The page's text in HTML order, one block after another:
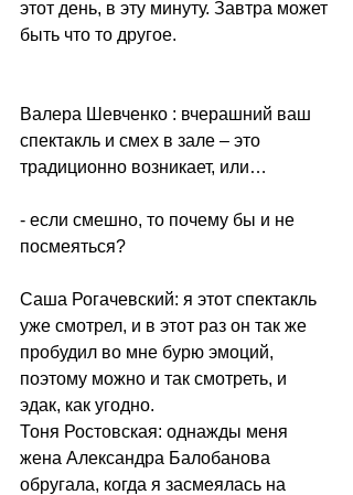
этот день, в эту минуту. Завтра может
быть что то другое.
Валера Шевченко : вчерашний ваш
спектакль и смех в зале – это
традиционно возникает, или…
- если смешно, то почему бы и не
посмеяться?
Саша Рогачевский: я этот спектакль
уже смотрел, и в этот раз он так же
пробудил во мне бурю эмоций,
поэтому можно и так смотреть, и
эдак, как угодно.
Тоня Ростовская: однажды меня
жена Александра Балобанова
обругала, когда я засмеялась на